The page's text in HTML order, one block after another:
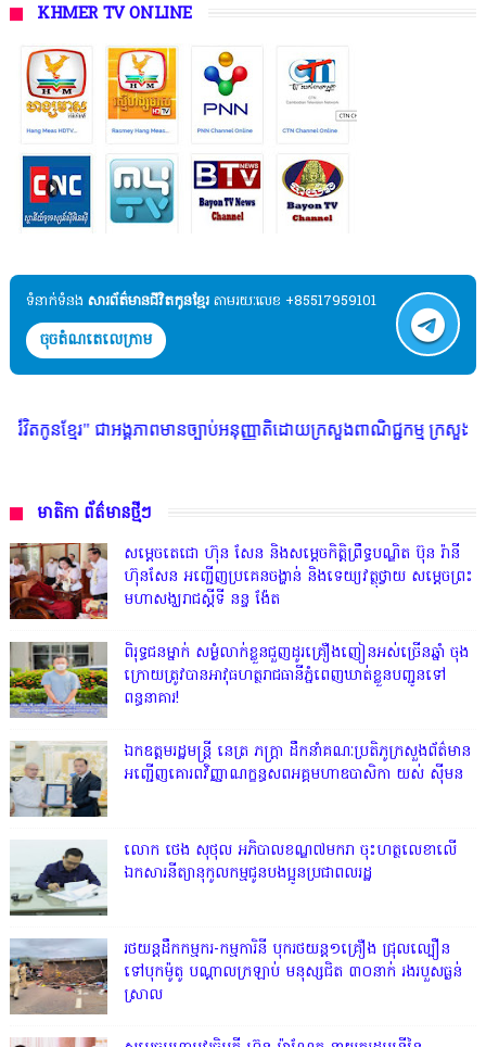
KHMER TV ONLINE
ទំនាក់ទំនង​​ សារព័ត៌មានជីវិតកូនខ្មែរ តាមរយៈលេខ +85517959101
ចុចតំណតេលេក្រាម
ភាពមានច្បាប់អនុញ្ញាតិដោយក្រសួងពាណិជ្ជកម្ម ក្រសួងការងារ ក្រសួងព័ត៌មា
មាតិកា ព័ត៌មានថ្មីៗ
សម្តេចតេជោ ហ៊ុន សែន និងសម្ដេចកិត្តិព្រឹទ្ធបណ្ឌិត ប៊ុន រ៉ានី
ហ៊ុនសែន អញ្ជើញប្រគេនចង្ហាន់ និងទេយ្យវត្ថុថ្វាយ សម្តេចព្រះ
មហាសង្ឃរាជស្តីទី នន្ទ ង៉ែត
ពិរុទ្ធ​ជនម្នាក់ សម្ងំលាក់ខ្លួនជួញដូរគ្រឿងញៀនអស់ច្រើនឆ្នាំ ចុង
ក្រោយត្រូវបានអាវុធហត្ថរាជធានីភ្នំពេញឃាត់ខ្លួនបញ្ជូនទៅ
ពន្ធនាគារ!
ឯកឧត្តមរដ្ឋមន្ត្រី នេត្រ ភក្ត្រា ដឹកនាំគណៈប្រតិភូក្រសួងព័ត៌មាន
អញ្ជើញគោរពវិញ្ញាណក្ខន្ធសពអគ្គមហាឧបាសិកា យស់ ស៊ីមន
លោក ថេង សុថុល អភិបាលខណ្ឌ៧មករា ចុះហត្ថលេខាលើ
ឯកសារនីត្យានុកូលកម្មជូនបងប្អូនប្រជាពលរដ្ឋ
រថយន្តដឹកកម្មករ-កម្មការិនី បុករថយន្ត១គ្រឿង ជ្រុលល្បឿន
ទៅបុកម៉ូតូ បណ្តាលក្រឡាប់ មនុស្សជិត ៣០នាក់ រងរបួសធ្ងន់
ស្រាល